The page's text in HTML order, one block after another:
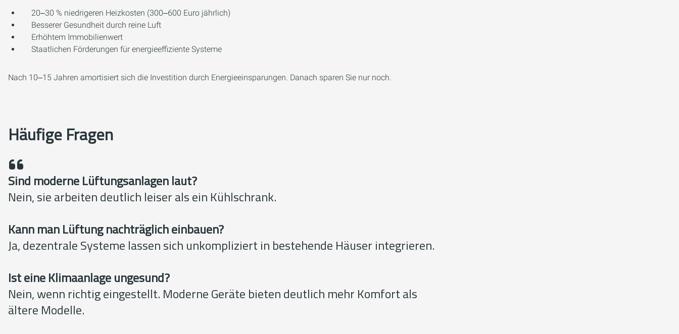
20‒30 % niedrigeren Heizkosten (300‒600 Euro jährlich)
Besserer Gesundheit durch reine Luft
Erhöhtem Immobilienwert
Staatlichen Förderungen für energieeffiziente Systeme
Nach 10‒15 Jahren amortisiert sich die Investition durch Energieeinsparungen. Danach sparen Sie nur noch.
Häufige Fragen
Sind moderne Lüftungsanlagen laut?
Nein, sie arbeiten deutlich leiser als ein Kühlschrank.
Kann man Lüftung nachträglich einbauen?
Ja, dezentrale Systeme lassen sich unkompliziert in bestehende Häuser integrieren.
Ist eine Klimaanlage ungesund?
Nein, wenn richtig eingestellt. Moderne Geräte bieten deutlich mehr Komfort als
ältere Modelle.